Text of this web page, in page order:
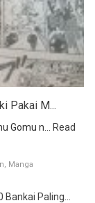
Pakai M...
Gomu n...
Read
Manga
Paling...